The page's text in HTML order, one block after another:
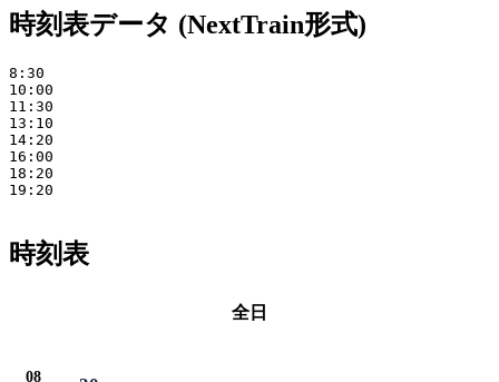
時刻表データ (NextTrain形式)
8:30
10:00
11:30
13:10
14:20
16:00
18:20
19:20
時刻表
全日
08